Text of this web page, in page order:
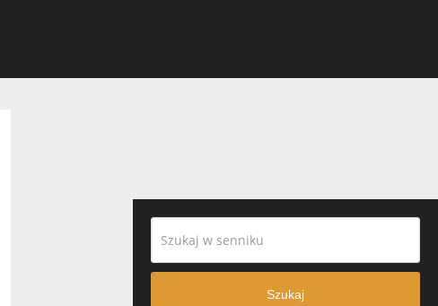
Szukaj